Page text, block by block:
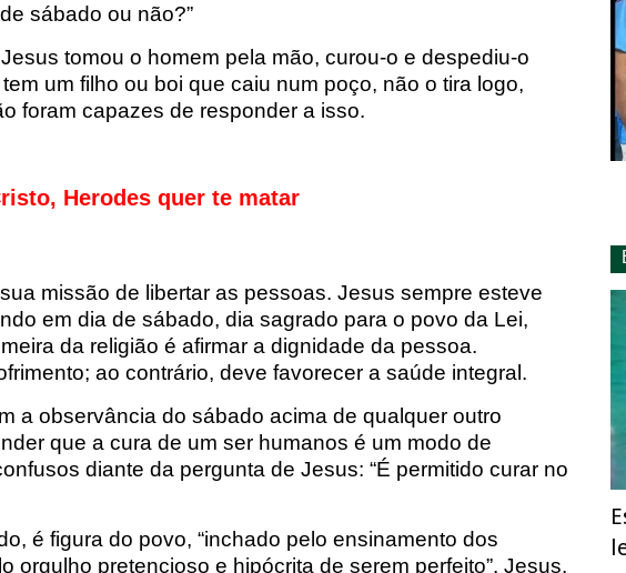
sábado ou não?”
tomou o homem pela mão, curou-o e despediu-o
um filho ou boi que caiu num poço, não o tira logo,
foram capazes de responder a isso.
Herodes quer te matar
missão de libertar as pessoas. Jesus sempre esteve
em dia de sábado, dia sagrado para o povo da Lei,
da religião é afirmara dignidade da pessoa.
; ao contrário, deve favorecer a saúde integral.
a observância do sábado acima de qualquer outro
que a cura de um ser humanos é um modo de
diante da pergunta de Jesus: “É permitido curar no
é figura do povo, “inchado pelo ensinamento dos
orgulho pretencioso e hipócrita de serem perfeito”. Jesus,